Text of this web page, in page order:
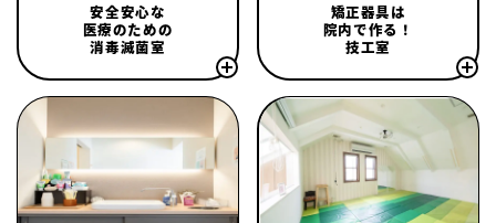
安全安心な
医療のための
消毒滅菌室
矯正器具は
院内で作る！
技工室